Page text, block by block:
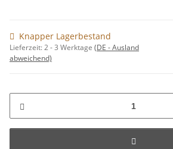
Knapper Lagerbestand
Lieferzeit:2 - 3 Werktage (DE - Ausland
abweichend)